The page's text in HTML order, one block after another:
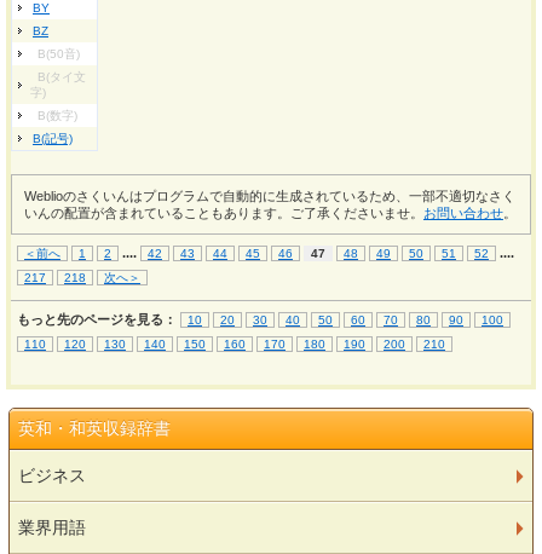
BY
BZ
B(50音)
B(タイ文
字)
B(数字)
B(記号)
Weblioのさくいんはプログラムで自動的に生成されているため、一部不適切なさく
いんの配置が含まれていることもあります。ご了承くださいませ。 お問い合わせ
＜前へ 1 2 .... 42 43 44 45 46 47 48 49 50 51 52 ....
217 218 次へ＞
もっと先のページを見る： 10 20 30 40 50 60 70 80 90
100
110
120 130 140 150 160 170 180 190 200 210
英和・和英収録辞書
ビジネス
業界用語